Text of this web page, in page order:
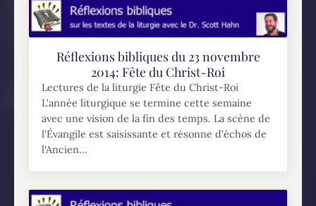
Réflexions bibliques du 23 novembre
2014: Fête du Christ-Roi
Lectures de la liturgie Fête du Christ-Roi
L'année liturgique se termine cette semaine
avec une vision de la fin des temps. La scène de
l'Évangile est saisissante et résonne d’échos de
l'Ancien...